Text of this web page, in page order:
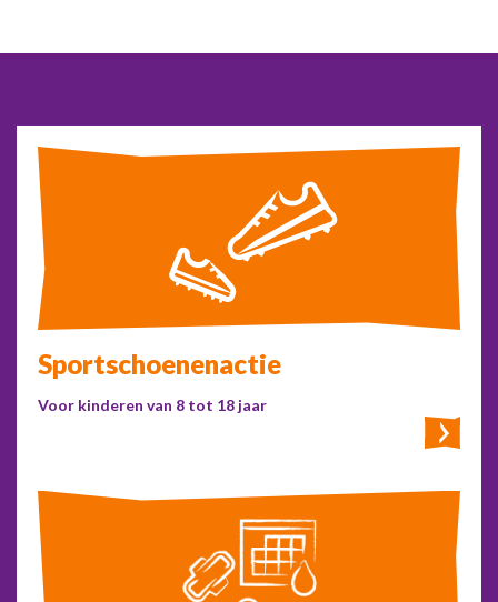
Sportschoenenactie
Voor kinderen van 8 tot 18 jaar